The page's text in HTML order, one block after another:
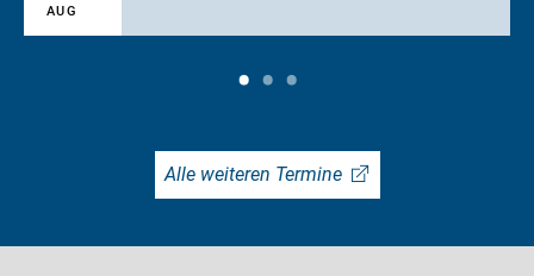
AUG
Alle weiteren Termine